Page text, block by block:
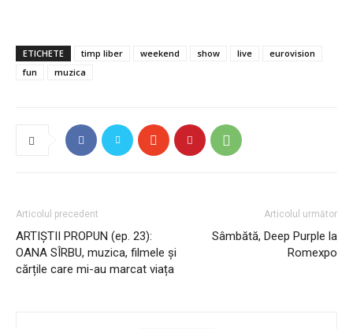
ETICHETE timp liber weekend show live
eurovision
fun
muzica
Articolul precedent
ARTIȘTII PROPUN (ep. 23):
OANA SÎRBU, muzica, filmele și
cărțile care mi-au marcat viața
Articolul următor
Sâmbătă, Deep Purple la
Romexpo